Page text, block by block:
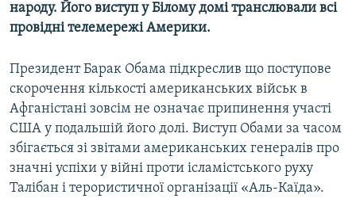
ДОЛУЧАЙСЯ!
Усі сайти RFE/RL
народу. Його виступ у Білому домі транслювали всі
провідні телемережі Америки.
Президент Барак Обама підкреслив що поступове
скорочення кількості американських військ в
Афганістані зовсім не означає припинення участі
США у подальшій його долі. Виступ Обами за часом
збігається зі звітами американських генералів про
значні успіхи у війні проти ісламістського руху
Талібан і терористичної організації «Аль-Каїда».